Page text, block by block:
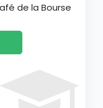
de la Bourse